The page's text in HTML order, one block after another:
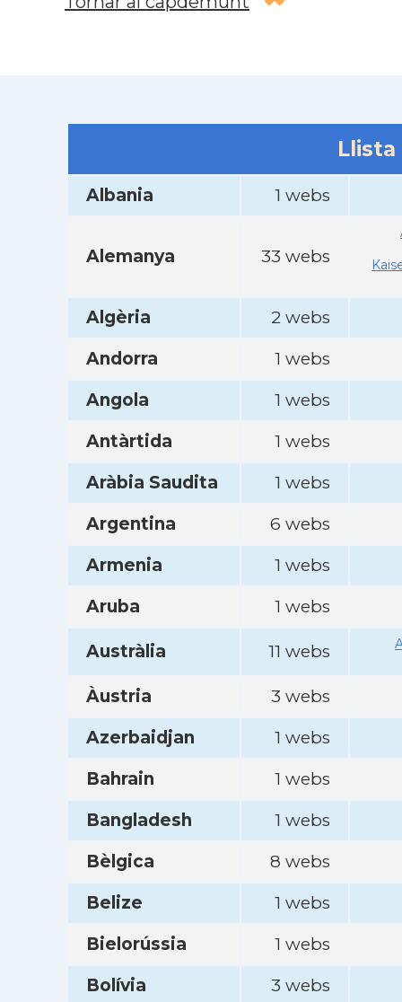
Albania 1 webs
Alemanya 33 webs
Algèria
2 webs
Andorra
1 webs
Angola
1 webs
Antàrtida
1 webs
Aràbia Saudita
1 webs
Argentina
6 webs
Armenia
1 webs
Aruba
1 webs
Austràlia 11 webs
Àustria
3 webs
Azerbaidjan
1 webs
Bahrain
1 webs
Bangladesh
1 webs
Bèlgica
8 webs
Belize
1 webs
Bielorússia
1 webs
Bolívia
3 webs